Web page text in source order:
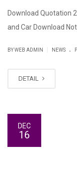
Download Quotation
and Car Download
BY WEB ADMIN NEWS .
DETAIL
DEC
16